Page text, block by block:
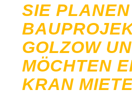
SIE
GOLZOW
MÖCHTEN
KRAN